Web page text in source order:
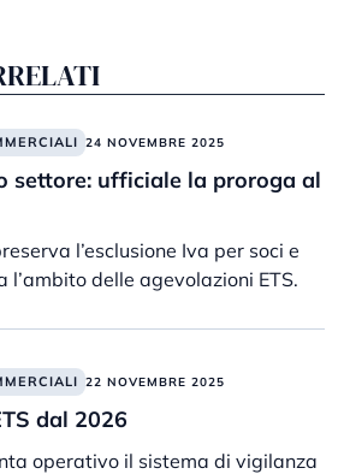
24 NOVEMBRE 2025
settore: ufficiale la proroga al
l’esclusione Iva per soci e
delle agevolazioni ETS.
22 NOVEMBRE 2025
dal 2026
operativo il sistema di vigilanza